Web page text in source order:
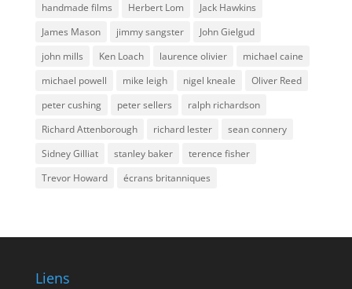
handmade films
Herbert Lom
Jack Hawkins
James Mason
jimmy sangster
John Gielgud
john mills
Ken Loach laurence olivier
michael caine
michael powell
mike leigh nigel kneale
Oliver Reed
peter cushing
peter sellers
ralph richardson
Richard Attenborough
richard lester
sean connery
Sidney Gilliat
stanley baker
terence fisher
Trevor Howard
écrans britanniques
Liens